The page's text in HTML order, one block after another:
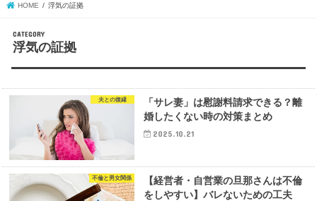
HOME 浮気の証拠
浮気の証拠
夫との復縁
「サレ妻」は慰謝料請求できる？離
婚したくない時の対策まとめ
2025.10.21
不倫と男女関係
【経営者・自営業の旦那さんは不倫
をしやすい】バレないための工夫